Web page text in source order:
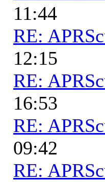
11:44
RE:
12:15
RE:
16:53
RE:
09:42
RE: